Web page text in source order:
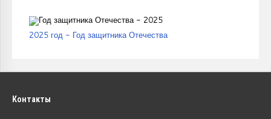
2025 год - Год защитника Отечества
Контакты